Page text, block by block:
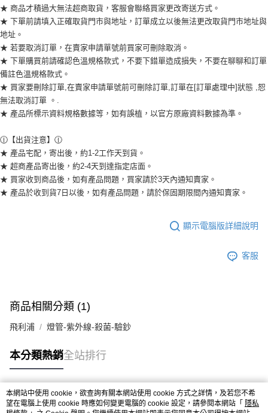
★ 商品才積過大無法超商取貨，客服會聯絡買家更改寄送方式。
★ 下單前請填入正確取貨門市與地址，訂單成立以後無法更改取貨門市地址與
地址。
★ 若要取消訂單，在賣家申請單號前買家可刪除取消。
★ 下單購買前請確認色溫規格款式，不要下錯單造成損失，不要在聊聊和訂單
備註色溫規格款式。
★ 買家要刪除訂單,在賣家申請單號前可刪除訂單,訂單在[訂單處理中]狀態 ,恕
無法取消訂單 。.
★ 產品所標示資料規格數據等，如有誤植，以官方原廠資料數據為準。
🕧【出貨注意】🕧
★ 產品宅配，寄出後，約1-2工作天到貨。
★ 超商產品寄出後，約2-4天到達指定店面。
★ 買家收到商品後，如有產品問題，買家請於3天內通知賣家。
★ 產品於收到貨7日以後，如有產品問題，請於保固期限間內通知賣家。
顯示電腦版詳細說明
客服
商品相關分類 (1)
飛利浦 燈管-紫外線-殺菌-驗鈔
本分類熱銷全站排行
熱門標籤
本網站中使用 cookie，欲查詢有關本網站使用 cookie 方式之詳情，及若您不希
望在電腦上使用 cookie 時應如何變更電腦的 cookie 設定，請參閱本網站「 隱私